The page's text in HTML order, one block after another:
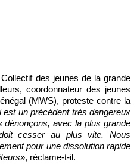
coordonnateur des jeunes
(MWS), proteste contre la
est un précédent très dangereux
dénonçons, avec la plus grande
cesser au plus vite. Nous
pour une dissolution rapide
», réclame-t-il.